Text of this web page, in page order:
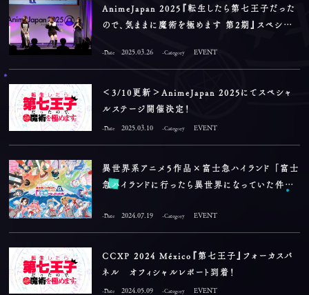
AnimeJapan 2025『転生したら第七王子だった
ので、気ままに魔術を極めます 第2期』スペシャ
-Date 2025.03.26 -Category EVENT
＜3/10更新＞AnimeJapan 2025にてスペシャ
ルステージ開催決定！
-Date 2025.03.10 -Category EVENT
異世界系アニメ５作品×富士急ハイランド 「富士
急ハイランドに行ったら異世界になっていた件」
-Date 2024.07.19 -Category EVENT
CCXP 2024 México『第七王子』フォーカスパ
ネル オフィシャルレポート到着！
-Date 2024.05.09 -Category EVENT